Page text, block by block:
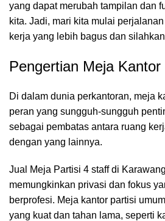
yang dapat merubah tampilan dan
kita. Jadi, mari kita mulai
kerja yang lebih bagus dan
Pengertian Meja Kantor
Di dalam dunia perkantoran, meja
peran yang sungguh-sungguh
sebagai pembatas antara ruang
dengan yang lainnya.
Jual Meja Partisi 4 staff di
memungkinkan privasi dan fokus
berprofesi. Meja kantor partisi
yang kuat dan tahan lama, seperti